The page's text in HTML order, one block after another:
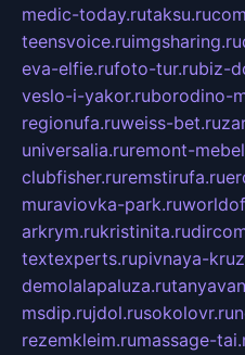
medic-today.rutaksu.ru
teensvoice.ruimgsharing.ru
eva-elfie.rufoto-tur.rubiz-
veslo-i-yakor.ruborodino-
regionufa.ruweiss-bet.ru
universalia.ruremont-
clubfisher.ruremstirufa.ru
muraviovka-park.ru
arkrym.rukristinita.ru
textexperts.rupivnaya-
demolalapaluza.ru
msdip.rujdol.rusokolovr.ru
rezemkleim.rumassage-